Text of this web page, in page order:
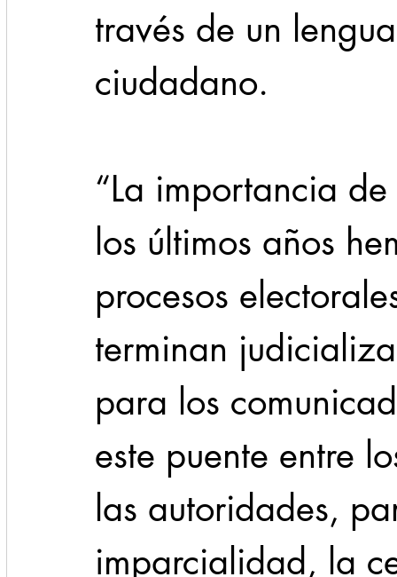
través de un
ciudadano.
“La importancia
los últimos años
procesos
terminan
para los
este puente entre
las autoridades,
imparcialidad, la